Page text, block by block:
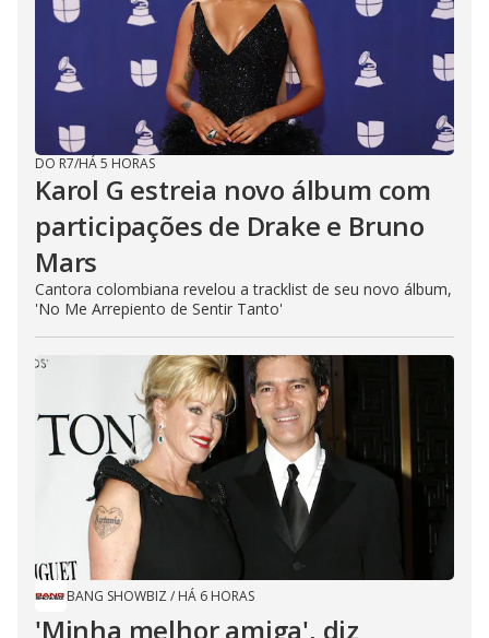
DO R7/HÁ 5 HORAS
Karol G estreia novo álbum com
participações de Drake e Bruno
Mars
Cantora colombiana revelou a ​tracklist de seu novo álbum,
'No Me Arrepiento de Sentir Tanto'
BANG SHOWBIZ / HÁ 6 HORAS
'Minha melhor amiga', diz